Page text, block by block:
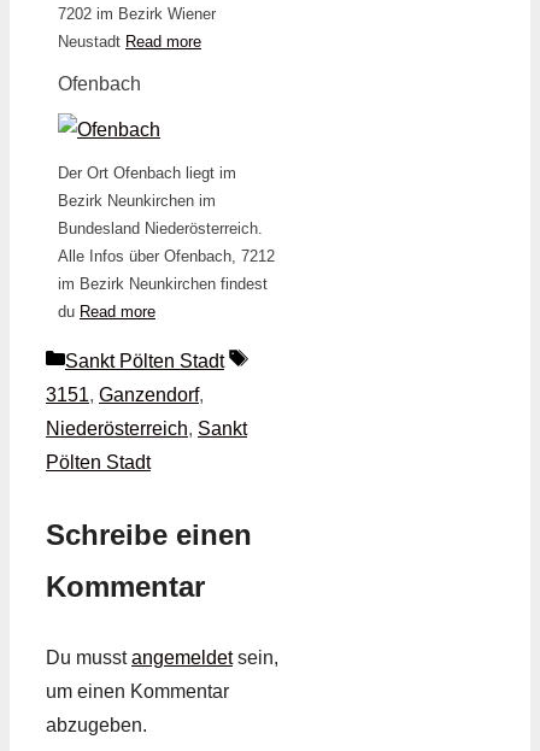
7202 im Bezirk Wiener
Neustadt Read more
Ofenbach
Der Ort Ofenbach liegt im
Bezirk Neunkirchen im
Bundesland Niederösterreich.
Alle Infos über Ofenbach, 7212
im Bezirk Neunkirchen findest
du Read more
Kategorien
Sankt Pölten Stadt
Schlagwörter
3151, Ganzendorf,
Niederösterreich, Sankt
Pölten Stadt
Schreibe einen
Kommentar
Du musstangemeldetsein,
um einen Kommentar
abzugeben.